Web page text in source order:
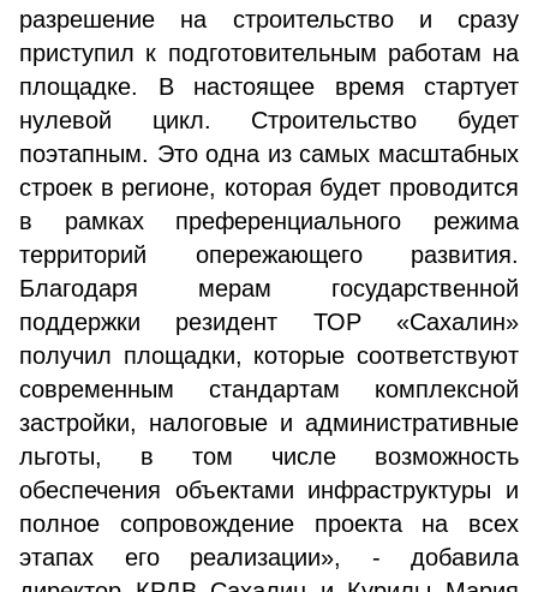
разрешение на строительство и сразу
приступил к подготовительным работам на
площадке. В настоящее время стартует
нулевой цикл. Строительство будет
поэтапным. Это одна из самых масштабных
строек в регионе, которая будет проводится
в рамках преференциального режима
территорий опережающего развития.
Благодаря мерам государственной
поддержки резидент ТОР «Сахалин»
получил площадки, которые соответствуют
современным стандартам комплексной
застройки, налоговые и административные
льготы, в том числе возможность
обеспечения объектами инфраструктуры и
полное сопровождение проекта на всех
этапах его реализации», - добавила